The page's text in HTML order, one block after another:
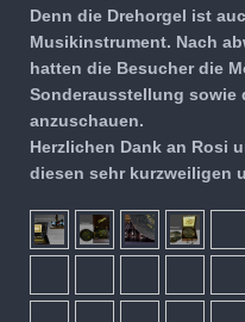
Denn die Drehorgel ist
Musikinstrument. Nach
hatten die Besucher die
Sonderausstellung sowie
anzuschauen.
Herzlichen Dank an Rosi
diesen sehr kurzweiligen